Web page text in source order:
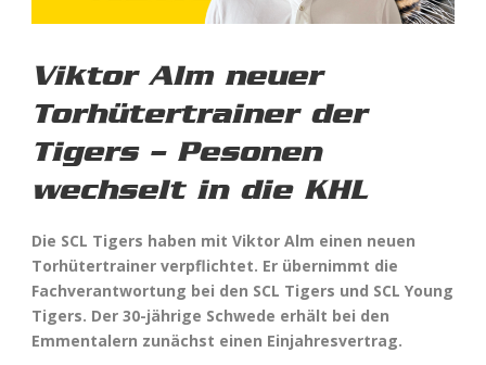
Viktor Alm neuer
Torhütertrainer der
Tigers – Pesonen
wechselt in die KHL
Die SCL Tigers haben mit Viktor Alm einen neuen
Torhütertrainer verpflichtet. Er übernimmt die
Fachverantwortung bei den SCL Tigers und SCL Young
Tigers. Der 30-jährige Schwede erhält bei den
Emmentalern zunächst einen Einjahresvertrag.